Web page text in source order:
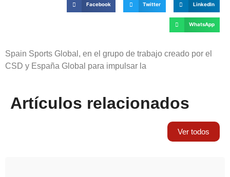
Facebook Twitter LinkedIn
WhatsApp
Spain Sports Global, en el grupo de trabajo creado por el
CSD y España Global para impulsar la
Artículos relacionados
Ver todos